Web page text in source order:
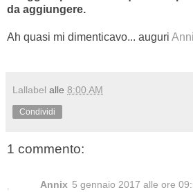
da aggiungere.
Ah quasi mi dimenticavo... auguri
Lallabel alle 8:00 AM
Condividi
1 commento:
Annix 5 gennaio 2017 alle ore